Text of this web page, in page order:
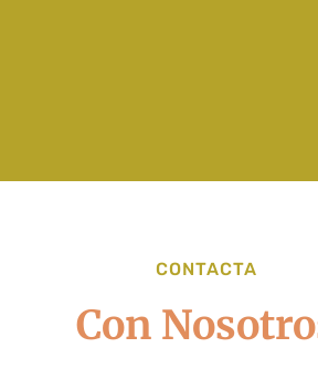
CONTACTA
Con